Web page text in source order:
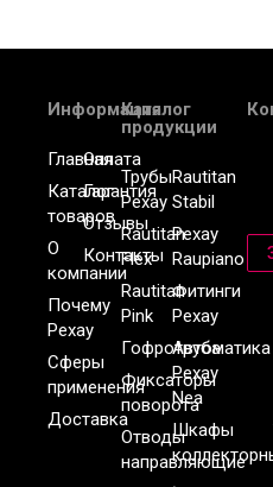
Информация
Главная
Каталог
товаров
О
компании
Почему
Рехау
Сферы
применения
Доставка
Оплата
Гарантия
Отзывы
Контакты
Каталог
продукции
Трубы
Рехау
Rautitan
Flex
Rautitan
Pink
Гофротруба
Фиксаторы
поворота
Отводы
направляющие
Rautitan
Stabil
Рехау
Raupiano
Фитинги
Рехау
Автоматика
Рехау
Nea
Шкафы